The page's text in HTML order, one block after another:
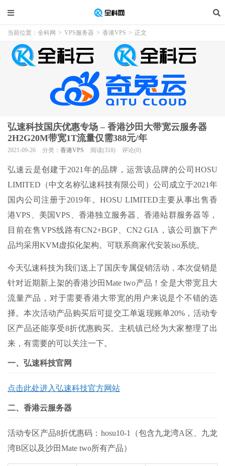
当前位置： 全科网 > VPS服务器 > 香港VPS > 正文
弘速科技国庆优惠专场 – 香港沙田大带宽云服务器
2H2G20M带宽1T流量仅需388元/年
2021-09-26 分类： 香港VPS 阅读(318) 评论(0)
弘速云是创建于2021年的品牌，运营该品牌的公司HOSU
LIMITED（中文名称弘速科技有限公司）公司成立于2021年
国内公司注册于2019年。HOSU LIMITED主要从事出售香
港VPS、美国VPS、香港独立服务器、香港站群服务器等，
目前在售VPS线路有CN2+BGP、CN2 GIA，该公司旗下产
品均采用KVM虚拟化架构。可联系商家代安装iso系统。
今天弘速科技为我们送上了国庆专属促销活动，本次促销是
针对近期新上架的香港沙田Mate two产品！全是大带宽且大
流量产品，对于需要香港大带宽的用户来说是个不错的选
择。本次活动产品购买后可提交工单返现账单20%，活动专
区产品还能享受8折优惠购买。主机镇已经为大家整理了出
来，有需要的可以关注一下。
一、弘速科技官网
点击此处进入弘速科技官方网站
二、香港云服务器
活动专区产品8折优惠码： hosu10-1
（包含九龙湾A区、九龙
湾B区以及沙田Mate two所有产品）